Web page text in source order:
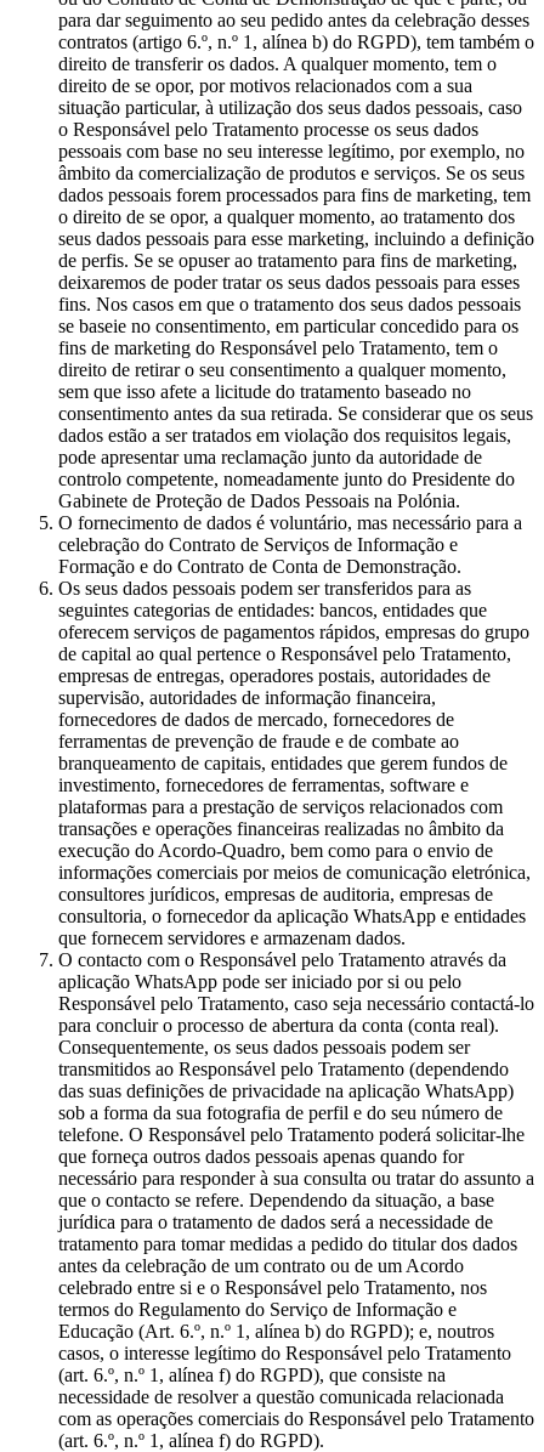
para dar seguimento ao seu pedido antes da celebração desses
contratos (artigo 6.º, n.º 1, alínea b) do RGPD), tem também o
direito de transferir os dados. A qualquer momento, tem o
direito de se opor, por motivos relacionados com a sua
situação particular, à utilização dos seus dados pessoais, caso
o Responsável pelo Tratamento processe os seus dados
pessoais com base no seu interesse legítimo, por exemplo, no
âmbito da comercialização de produtos e serviços. Se os seus
dados pessoais forem processados para fins de marketing, tem
o direito de se opor, a qualquer momento, ao tratamento dos
seus dados pessoais para esse marketing, incluindo a definição
de perfis. Se se opuser ao tratamento para fins de marketing,
deixaremos de poder tratar os seus dados pessoais para esses
fins. Nos casos em que o tratamento dos seus dados pessoais
se baseie no consentimento, em particular concedido para os
fins de marketing do Responsável pelo Tratamento, tem o
direito de retirar o seu consentimento a qualquer momento,
sem que isso afete a licitude do tratamento baseado no
consentimento antes da sua retirada. Se considerar que os seus
dados estão a ser tratados em violação dos requisitos legais,
pode apresentar uma reclamação junto da autoridade de
controlo competente, nomeadamente junto do Presidente do
Gabinete de Proteção de Dados Pessoais na Polónia.
O fornecimento de dados é voluntário, mas necessário para a
celebração do Contrato de Serviços de Informação e
Formação e do Contrato de Conta de Demonstração.
Os seus dados pessoais podem ser transferidos para as
seguintes categorias de entidades: bancos, entidades que
oferecem serviços de pagamentos rápidos, empresas do grupo
de capital ao qual pertence o Responsável pelo Tratamento,
empresas de entregas, operadores postais, autoridades de
supervisão, autoridades de informação financeira,
fornecedores de dados de mercado, fornecedores de
ferramentas de prevenção de fraude e de combate ao
branqueamento de capitais, entidades que gerem fundos de
investimento, fornecedores de ferramentas, software e
plataformas para a prestação de serviços relacionados com
transações e operações financeiras realizadas no âmbito da
execução do Acordo-Quadro, bem como para o envio de
informações comerciais por meios de comunicação eletrónica,
consultores jurídicos, empresas de auditoria, empresas de
consultoria, o fornecedor da aplicação WhatsApp e entidades
que fornecem servidores e armazenam dados.
O contacto com o Responsável pelo Tratamento através da
aplicação WhatsApp pode ser iniciado por si ou pelo
Responsável pelo Tratamento, caso seja necessário contactá-lo
para concluir o processo de abertura da conta (conta real).
Consequentemente, os seus dados pessoais podem ser
transmitidos ao Responsável pelo Tratamento (dependendo
das suas definições de privacidade na aplicação WhatsApp)
sob a forma da sua fotografia de perfil e do seu número de
telefone. O Responsável pelo Tratamento poderá solicitar-lhe
que forneça outros dados pessoais apenas quando for
necessário para responder à sua consulta ou tratar do assunto a
que o contacto se refere. Dependendo da situação, a base
jurídica para o tratamento de dados será a necessidade de
tratamento para tomar medidas a pedido do titular dos dados
antes da celebração de um contrato ou de um Acordo
celebrado entre si e o Responsável pelo Tratamento, nos
termos do Regulamento do Serviço de Informação e
Educação (Art. 6.º, n.º 1, alínea b) do RGPD); e, noutros
casos, o interesse legítimo do Responsável pelo Tratamento
(art. 6.º, n.º 1, alínea f) do RGPD), que consiste na
necessidade de resolver a questão comunicada relacionada
com as operações comerciais do Responsável pelo Tratamento
(art. 6.º, n.º 1, alínea f) do RGPD).